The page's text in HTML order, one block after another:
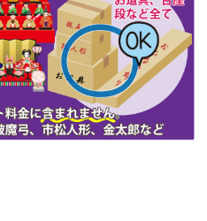
3年9月13日(月)
3年7月12日(月)
年6月3日(木)
3年4月23日(金)